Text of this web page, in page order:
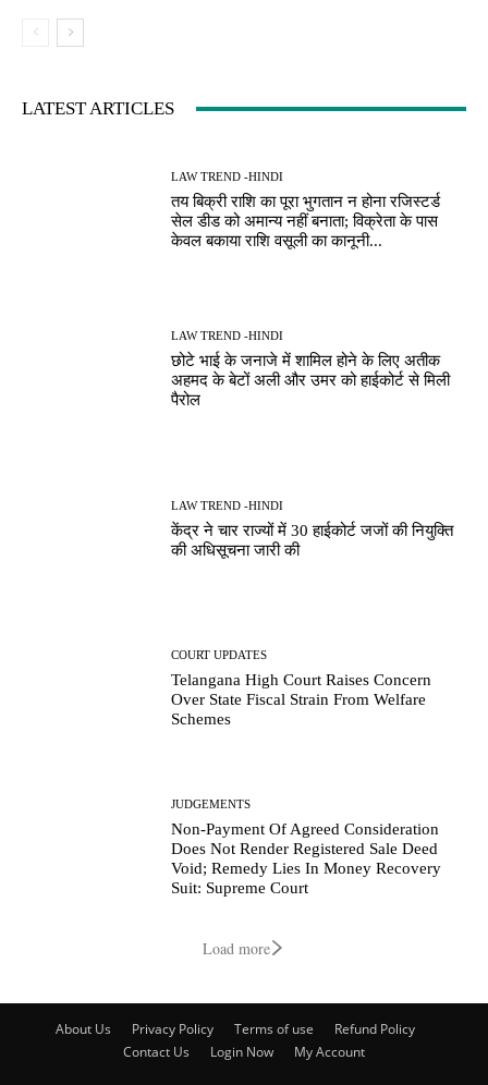
LATEST ARTICLES
LAW TREND -HINDI
तय बिक्री राशि का पूरा भुगतान न होना रजिस्टर्ड
सेल डीड को अमान्य नहीं बनाता; विक्रेता के पास
केवल बकाया राशि वसूली का कानूनी...
LAW TREND -HINDI
छोटे भाई के जनाजे में शामिल होने के लिए अतीक
अहमद के बेटों अली और उमर को हाईकोर्ट से मिली
पैरोल
LAW TREND -HINDI
केंद्र ने चार राज्यों में 30 हाईकोर्ट जजों की नियुक्ति
की अधिसूचना जारी की
COURT UPDATES
Telangana High Court Raises Concern
Over State Fiscal Strain From Welfare
Schemes
JUDGEMENTS
Non-Payment Of Agreed Consideration
Does Not Render Registered Sale Deed
Void; Remedy Lies In Money Recovery
Suit: Supreme Court
Load more
About Us Privacy Policy Terms of use
Refund Policy
Contact Us
Login Now My Account